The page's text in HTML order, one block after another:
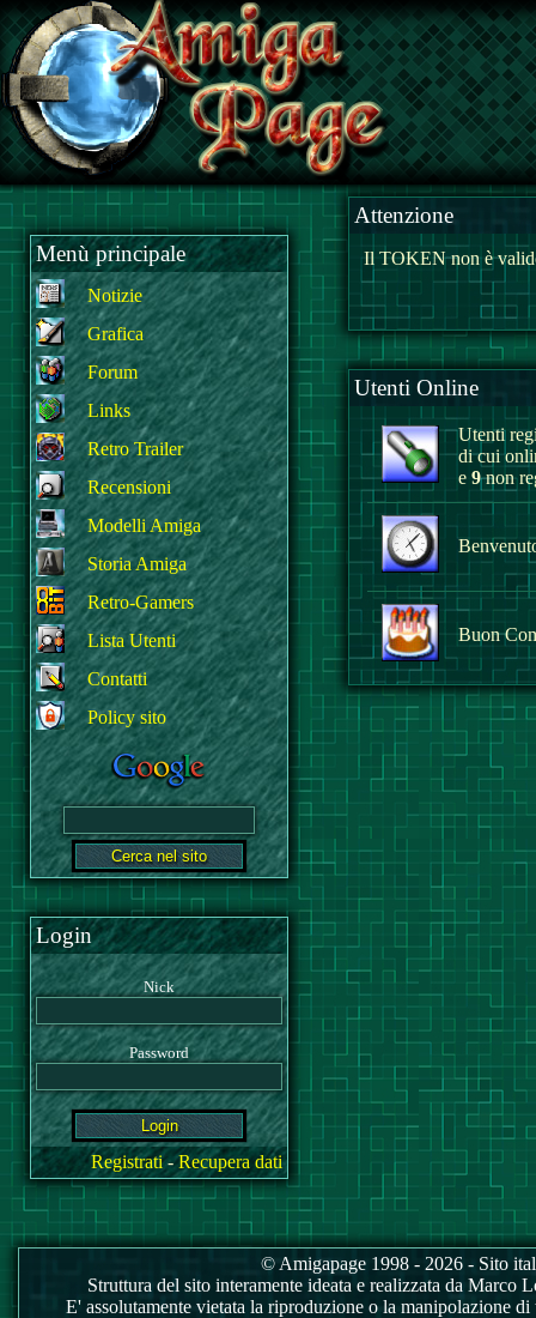
Menù principale
Notizie
Grafica
Forum
Links
Retro Trailer
Recensioni
Modelli Amiga
Storia Amiga
Retro-Gamers
Lista Utenti
Contatti
Policy sito
Login
Nick
Password
Registrati-Recupera dati
Attenzione
Il TOKEN non è
Utenti Online
Utenti
di cui
e 9non
Buon
© Amigapage 1998 - 2026 - Sito
Struttura del sito interamente ideata e realizzata da
E' assolutamente vietata la riproduzione o la manipolazione